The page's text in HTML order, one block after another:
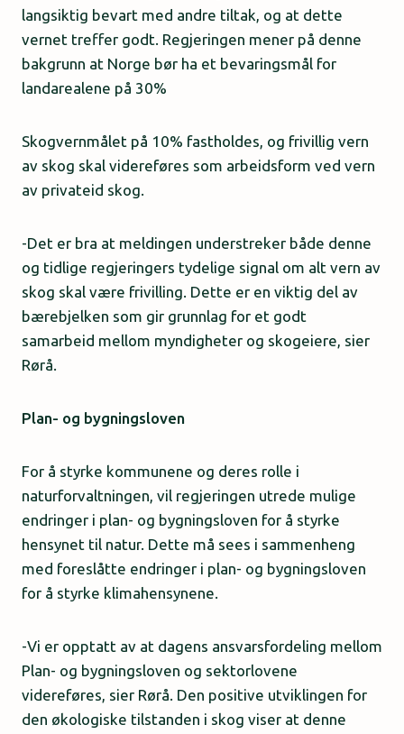
langsiktig bevart med andre tiltak, og at dette
vernet treffer godt. Regjeringen mener på denne
bakgrunn at Norge bør ha et bevaringsmål for
landarealene på 30%
Skogvernmålet på 10% fastholdes, og frivillig vern
av skog skal videreføres som arbeidsform ved vern
av privateid skog.
-Det er bra at meldingen understreker både denne
og tidlige regjeringers tydelige signal om alt vern av
skog skal være frivilling. Dette er en viktig del av
bærebjelken som gir grunnlag for et godt
samarbeid mellom myndigheter og skogeiere, sier
Rørå.
Plan- og bygningsloven
For å styrke kommunene og deres rolle i
naturforvaltningen, vil regjeringen utrede mulige
endringer i plan- og bygningsloven for å styrke
hensynet til natur. Dette må sees i sammenheng
med foreslåtte endringer i plan- og bygningsloven
for å styrke klimahensynene.
-Vi er opptatt av at dagens ansvarsfordeling mellom
Plan- og bygningsloven og sektorlovene
videreføres, sier Rørå. Den positive utviklingen for
den økologiske tilstanden i skog viser at denne